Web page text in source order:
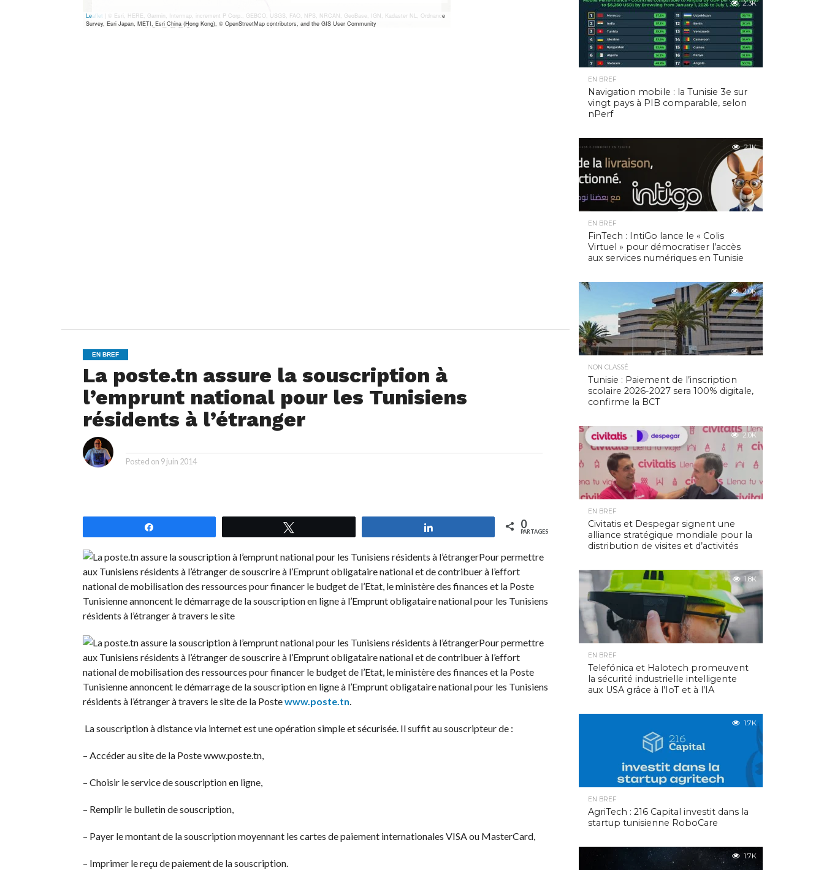
EN BREF
La poste.tn assure la souscription à
l’emprunt national pour les Tunisiens
résidents à l’étranger
Posted on 9 juin 2014
0
PARTAGES
Pour permettre
aux Tunisiens résidents à l’étranger de souscrire à l’Emprunt obligataire national et de contribuer à l’effort
national de mobilisation des ressources pour financer le budget de l’Etat, le ministère des finances et la Poste
Tunisienne annoncent le démarrage de la souscription en ligne à l’Emprunt obligataire national pour les Tunisiens
résidents à l’étranger à travers le site
Pour permettre
aux Tunisiens résidents à l’étranger de souscrire à l’Emprunt obligataire national et de contribuer à l’effort
national de mobilisation des ressources pour financer le budget de l’Etat, le ministère des finances et la Poste
Tunisienne annoncent le démarrage de la souscription en ligne à l’Emprunt obligataire national pour les Tunisiens
résidents à l’étranger à travers le site de la Postewww.poste.tn.
La souscription à distance via internet est une opération simple et sécurisée. Il suffit au souscripteur de :
– Accéder au site de la Poste www.poste.tn,
– Choisir le service de souscription en ligne,
– Remplir le bulletin de souscription,
– Payer le montant de la souscription moyennant les cartes de paiement internationales VISA ou MasterCard,
– Imprimer le reçu de paiement de la souscription.
2.3K
EN BREF
Navigation mobile : la Tunisie 3e sur
vingt pays à PIB comparable, selon
nPerf
2.1K
EN BREF
FinTech : IntiGo lance le « Colis
Virtuel » pour démocratiser l’accès
aux services numériques en Tunisie
2.0K
NON CLASSÉ
Tunisie : Paiement de l’inscription
scolaire 2026-2027 sera 100% digitale,
confirme la BCT
2.0K
EN BREF
Civitatis et Despegar signent une
alliance stratégique mondiale pour la
distribution de visites et d’activités
1.8K
EN BREF
Telefónica et Halotech promeuvent
la sécurité industrielle intelligente
aux USA grâce à l’IoT et à l’IA
1.7K
EN BREF
AgriTech : 216 Capital investit dans la
startup tunisienne RoboCare
1.7K